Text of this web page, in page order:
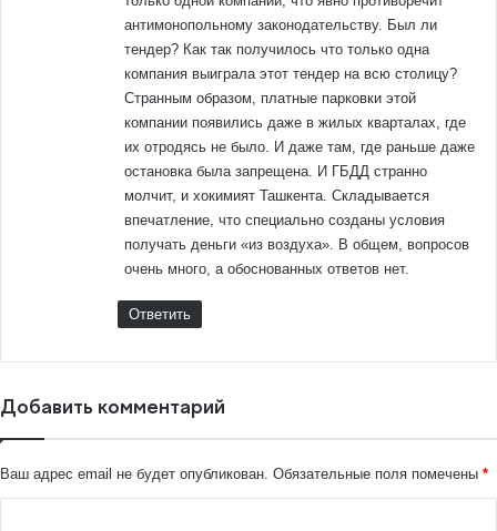
антимонопольному законодательству. Был ли
тендер? Как так получилось что только одна
компания выиграла этот тендер на всю столицу?
Странным образом, платные парковки этой
компании появились даже в жилых кварталах, где
их отродясь не было. И даже там, где раньше даже
остановка была запрещена. И ГБДД странно
молчит, и хокимият Ташкента. Складывается
впечатление, что специально созданы условия
получать деньги «из воздуха». В общем, вопросов
очень много, а обоснованных ответов нет.
Ответить
Добавить комментарий
Ваш адрес email не будет опубликован. Обязательные поля помечены *